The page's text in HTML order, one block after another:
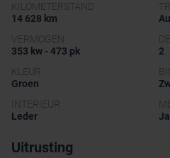
KILOMETERSTAND
14 628 km
VERMOGEN
353 kw - 473 pk
2
KLEUR
Groen
INTERIEUR
Leder
Ja
Uitrusting